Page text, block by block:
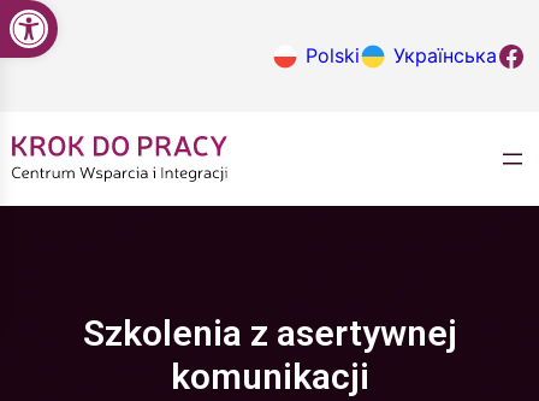
Przejdź
do
Polski УкраїнськаKrok
Szkolenia z asertywnej
komunikacji